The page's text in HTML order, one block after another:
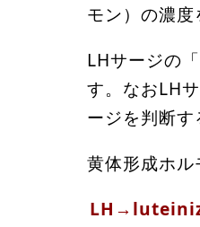
モン）の濃度
LHサージの
す。なおLH
ージを判断す
黄体形成ホル